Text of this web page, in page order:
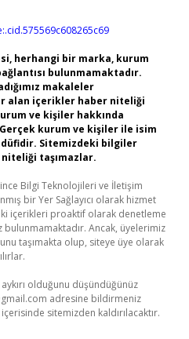
herhangi bir marka, kurum
bulunmamaktadır.
makaleler
alan içerikler haber niteliği
ve kişiler hakkında
kurum ve kişiler ile isim
Sitemizdeki bilgiler
taşımazlar.
Bilgi Teknolojileri ve İletişim
bir Yer Sağlayıcı olarak hizmet
içerikleri proaktif olarak denetleme
Ancak, üyelerimiz
taşımakta olup, siteye üye olarak
olduğunu düşündüğünüz
adresine bildirmeniz
sitemizden kaldırılacaktır.